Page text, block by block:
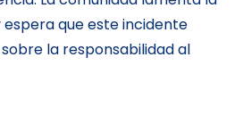
espera que este incidente
la responsabilidad al